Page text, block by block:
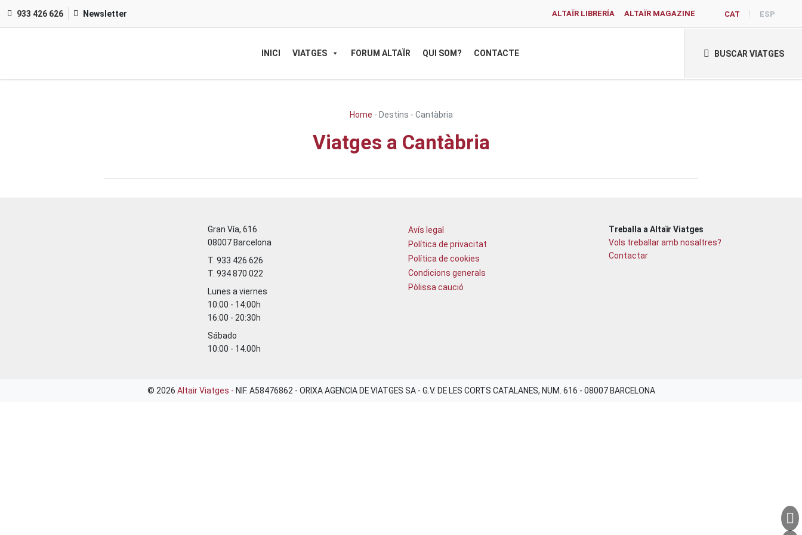
933 426 626 Newsletter ALTAÏR LIBRERÍA ALTAÏR MAGAZINE CAT ESP
INICI VIATGES FORUM ALTAÏR QUI SOM? CONTACTE BUSCAR VIATGES
Home - Destins - Cantàbria
Viatges a Cantàbria
Gran Vía, 616
08007 Barcelona
T. 933 426 626
T. 934 870 022
Lunes a viernes
10:00 - 14:00h
16:00 - 20:30h
Sábado
10:00 - 14.00h
Avís legal
Política de privacitat
Política de cookies
Condicions generals
Pòlissa caució
Treballa a Altaïr Viatges
Vols treballar amb nosaltres?
Contactar
© 2026 Altair Viatges - NIF. A58476862 - ORIXA AGENCIA DE VIATGES SA - G.V. DE LES CORTS CATALANES, NUM. 616 - 08007 BARCELONA